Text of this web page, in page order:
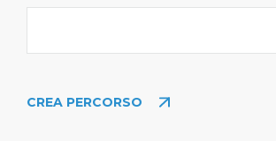
CREA PERCORSO